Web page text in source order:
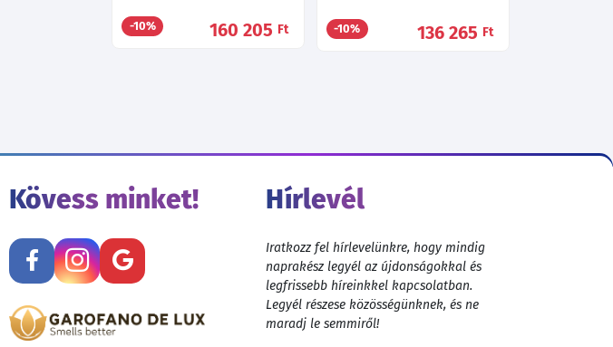
-10% 160 205 Ft -10% 136 265 Ft
Kövess minket! Hírlevél
Iratkozz fel hírlevelünkre, hogy mindig
naprakész legyél az újdonságokkal és
legfrissebb híreinkkel kapcsolatban.
Legyél részese közösségünknek, és ne
maradj le semmiről!